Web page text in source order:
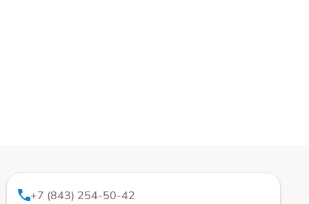
+7 (843) 254-50-42